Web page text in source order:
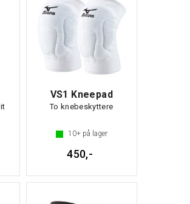
VS1 Kneepad
To knebeskyttere
10+på lager
450,-